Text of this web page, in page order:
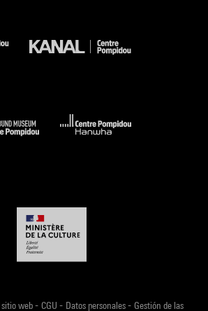
web- CGU - Datos personales- Gestión de las